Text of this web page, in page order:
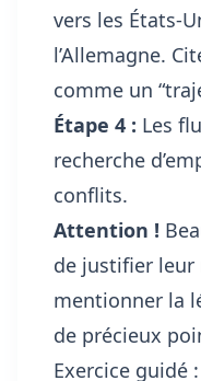
vers les États-
l’Allemagne.
comme un
Étape 4 : Les
recherche
conflits.
Attention !
de justifier leur
mentionner la
de précieux
Exercice guidé